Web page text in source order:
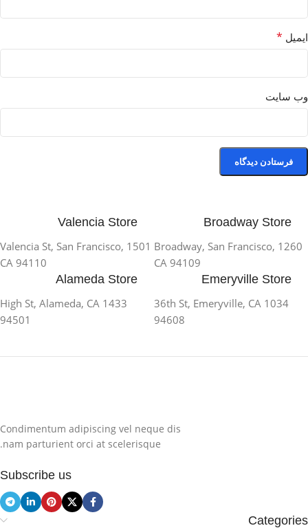
ایمیل *
وب‌ سایت
Broadway Store
1260 Broadway, San Francisco,
CA 94109
Valencia Store
1501 Valencia St, San Francisco,
CA 94110
Emeryville Store
1034 36th St, Emeryville, CA
94608
Alameda Store
1433 High St, Alameda, CA
94501
Condimentum adipiscing vel neque dis
nam parturient orci at scelerisque.
Subscribe us
Categories